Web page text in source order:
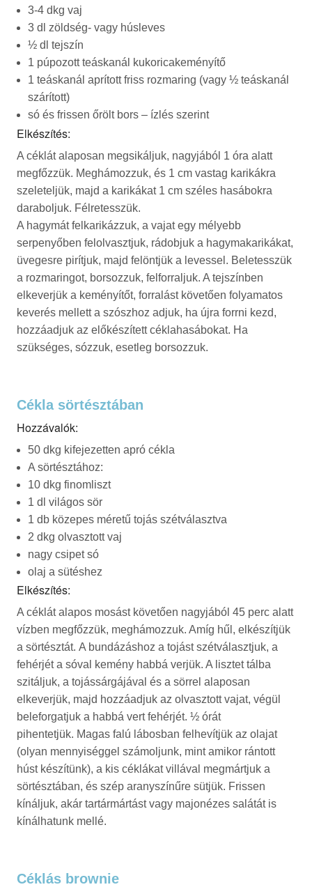
3-4 dkg vaj
3 dl zöldség- vagy húsleves
½ dl tejszín
1 púpozott teáskanál kukoricakeményítő
1 teáskanál aprított friss rozmaring (vagy ½ teáskanál
szárított)
só és frissen őrölt bors – ízlés szerint
Elkészítés:
A céklát alaposan megsikáljuk, nagyjából 1 óra alatt
megfőzzük. Meghámozzuk, és 1 cm vastag karikákra
szeleteljük, majd a karikákat 1 cm széles hasábokra
daraboljuk. Félretesszük.
A hagymát felkarikázzuk, a vajat egy mélyebb
serpenyőben felolvasztjuk, rádobjuk a hagymakarikákat,
üvegesre pirítjuk, majd felöntjük a levessel. Beletesszük
a rozmaringot, borsozzuk, felforraljuk. A tejszínben
elkeverjük a keményítőt, forralást követően folyamatos
keverés mellett a szószhoz adjuk, ha újra forrni kezd,
hozzáadjuk az előkészített céklahasábokat. Ha
szükséges, sózzuk, esetleg borsozzuk.
Cékla sörtésztában
Hozzávalók:
50 dkg kifejezetten apró cékla
A sörtésztához:
10 dkg finomliszt
1 dl világos sör
1 db közepes méretű tojás szétválasztva
2 dkg olvasztott vaj
nagy csipet só
olaj a sütéshez
Elkészítés:
A céklát alapos mosást követően nagyjából 45 perc alatt
vízben megfőzzük, meghámozzuk. Amíg hűl, elkészítjük
a sörtésztát. A bundázáshoz a tojást szétválasztjuk, a
fehérjét a sóval kemény habbá verjük. A lisztet tálba
szitáljuk, a tojássárgájával és a sörrel alaposan
elkeverjük, majd hozzáadjuk az olvasztott vajat, végül
beleforgatjuk a habbá vert fehérjét. ½ órát
pihentetjük. Magas falú lábosban felhevítjük az olajat
(olyan mennyiséggel számoljunk, mint amikor rántott
húst készítünk), a kis céklákat villával megmártjuk a
sörtésztában, és szép aranyszínűre sütjük. Frissen
kínáljuk, akár tartármártást vagy majonézes salátát is
kínálhatunk mellé.
Céklás brownie